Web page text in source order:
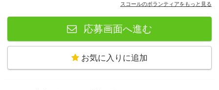
す。必ず毎月参加する必要はなく、気軽に関われる仕組み
です。オーナーのお店番が増えるほど、図書館のオープン
日も増えていきます。
オーナーミーティング月1回、オーナー同士で集まるミー
スコールのボランティアをもっと見る
応募画面へ進む
お気に入りに追加